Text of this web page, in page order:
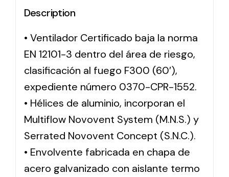
Description
• Ventilador Certificado baja la norma
EN 12101-3 dentro del área de riesgo,
clasificación al fuego F300 (60′),
expediente número 0370-CPR-1552.
• Hélices de aluminio, incorporan el
Multiflow Novovent System (M.N.S.) y
Serrated Novovent Concept (S.N.C.).
• Envolvente fabricada en chapa de
acero galvanizado con aislante termo